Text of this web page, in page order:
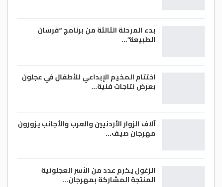
بدء المرحلة الثالثة من برنامج “فرسان
الطبيعة”…
اختتام المخيم الإبداعي للأطفال في عجلون
بعرض نتاجات فنية…
آلاف الزوار الأردنيين والعرب والأجانب يزورون
مهرجان صيف…
الزغول يكرم عدد من الأسر العجلونية
المنتجة المشاركة بمهرجان…